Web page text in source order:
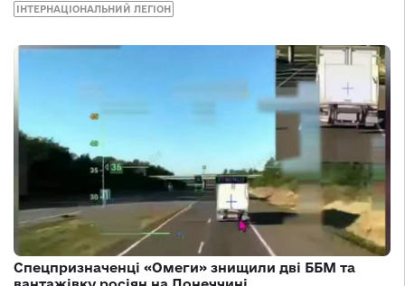
ІНТЕРНАЦІОНАЛЬНИЙ ЛЕГІОН
Спецпризначенці «Омеги» знищили дві ББМ та